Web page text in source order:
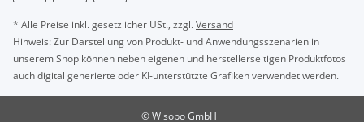
* Alle Preise inkl. gesetzlicher USt., zzgl.Versand
Hinweis: Zur Darstellung von Produkt- und Anwendungsszenarien in
unserem Shop können neben eigenen und herstellerseitigen Produktfotos
auch digital generierte oder KI-unterstützte Grafiken verwendet werden.
© Wisopo GmbH